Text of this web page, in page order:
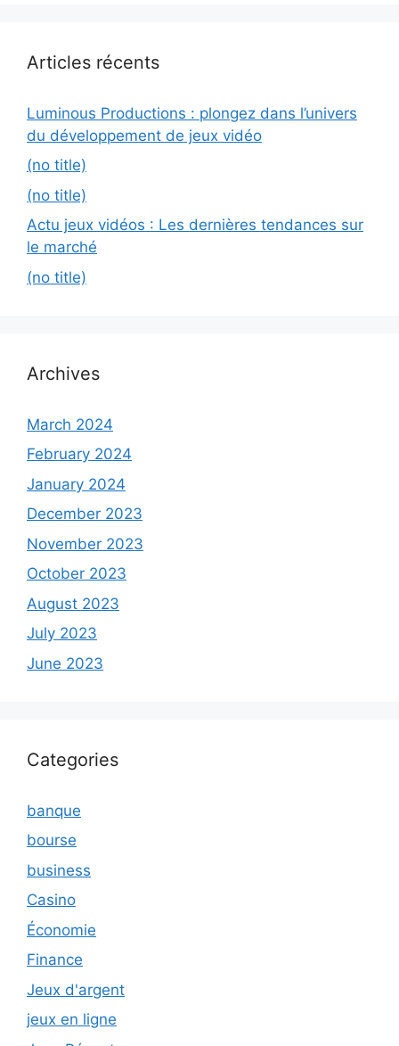
Articles récents
Luminous Productions : plongez dans l’univers
du développement de jeux vidéo
(no title)
(no title)
Actu jeux vidéos : Les dernières tendances sur
le marché
(no title)
Archives
March 2024
February 2024
January 2024
December 2023
November 2023
October 2023
August 2023
July 2023
June 2023
Categories
banque
bourse
business
Casino
Économie
Finance
Jeux d'argent
jeux en ligne